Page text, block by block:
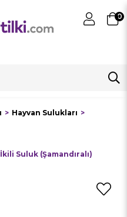
0
Hayvan Sulukları
Suluk (Şamandıralı)